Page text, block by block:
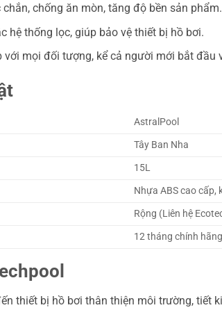
chống ăn mòn, tăng độ bền sản phẩm.
hệ thống lọc, giúp bảo vệ thiết bị hồ bơi.
với mọi đối tượng, kể cả người mới bắt đầu
AstralPool
Tây Ban Nha
15L
Nhựa ABS cao cấp,
Rộng (Liên hệ
12 tháng chính hãng
thiết bị hồ bơi thân thiện môi trường,